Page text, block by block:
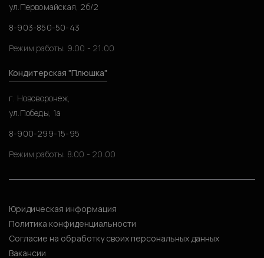
ул.Первомайская, 2б/2
8-903-850-50-43
Режим работы: 9:00 - 21:00
Кондитерская "Плюшка"
г. Нововоронеж,
ул.Победы, 1а
8-900-299-15-95
Режим работы: 8:00 - 20:00
Юридическая информация
Политика конфиденциальности
Согласие на обработку своих персональных данных
Вакансии